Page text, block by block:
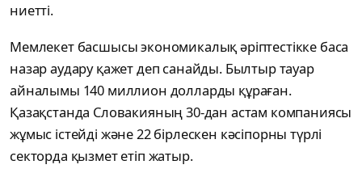
ниетті.
Мемлекет басшысы экономикалық әріптестікке баса
назар аудару қажет деп санайды. Былтыр тауар
айналымы 140 миллион долларды құраған.
Қазақстанда Словакияның 30-дан астам компаниясы
жұмыс істейді және 22 бірлескен кәсіпорны түрлі
секторда қызмет етіп жатыр.